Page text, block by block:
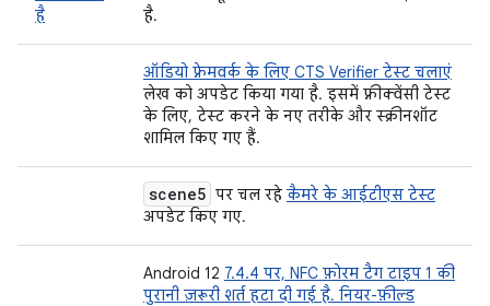
है
है.
ऑडियो फ़्रेमवर्क के लिए CTS Verifier टेस्ट चलाएं
लेख को अपडेट किया गया है. इसमें फ़्रीक्वेंसी टेस्ट
के लिए, टेस्ट करने के नए तरीके और स्क्रीनशॉट
शामिल किए गए हैं.
scene5 पर चल रहे कैमरे के आईटीएस टेस्ट
अपडेट किए गए.
Android 12 7.4.4 पर, NFC फ़ोरम टैग टाइप 1 की
पुरानी ज़रूरी शर्त हटा दी गई है. नियर-फ़ील्ड